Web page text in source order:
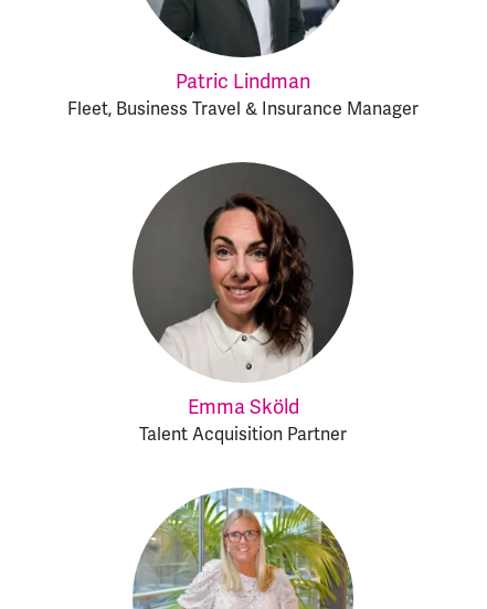
Patric Lindman
Fleet, Business Travel & Insurance Manager
Emma Sköld
Talent Acquisition Partner